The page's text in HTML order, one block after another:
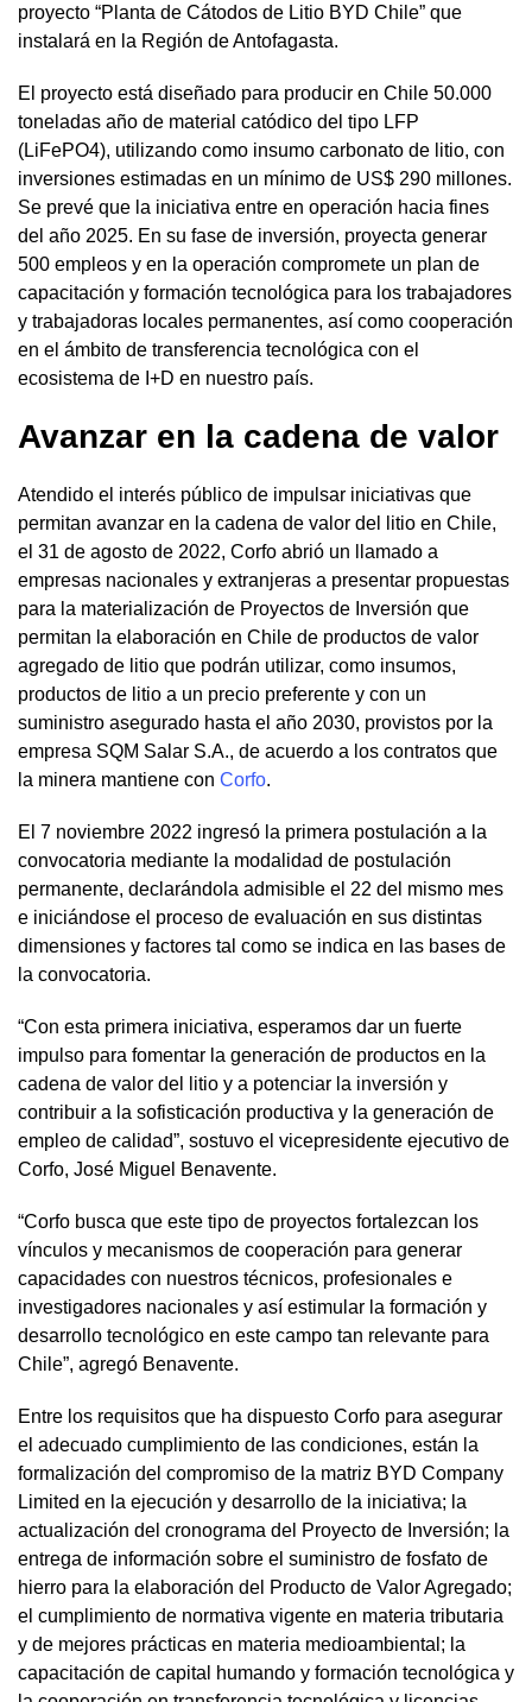
proyecto “Planta de Cátodos de Litio BYD Chile” que
instalará en la Región de Antofagasta.
El proyecto está diseñado para producir en Chile 50.000
toneladas año de material catódico del tipo LFP
(LiFePO4), utilizando como insumo carbonato de litio, con
inversiones estimadas en un mínimo de US$ 290 millones.
Se prevé que la iniciativa entre en operación hacia fines
del año 2025. En su fase de inversión, proyecta generar
500 empleos y en la operación compromete un plan de
capacitación y formación tecnológica para los trabajadores
y trabajadoras locales permanentes, así como cooperación
en el ámbito de transferencia tecnológica con el
ecosistema de I+D en nuestro país.
Avanzar en la cadena de valor
Atendido el interés público de impulsar iniciativas que
permitan avanzar en la cadena de valor del litio en Chile,
el 31 de agosto de 2022, Corfo abrió un llamado a
empresas nacionales y extranjeras a presentar propuestas
para la materialización de Proyectos de Inversión que
permitan la elaboración en Chile de productos de valor
agregado de litio que podrán utilizar, como insumos,
productos de litio a un precio preferente y con un
suministro asegurado hasta el año 2030, provistos por la
empresa SQM Salar S.A., de acuerdo a los contratos que
la minera mantiene con Corfo.
El 7 noviembre 2022 ingresó la primera postulación a la
convocatoria mediante la modalidad de postulación
permanente, declarándola admisible el 22 del mismo mes
e iniciándose el proceso de evaluación en sus distintas
dimensiones y factores tal como se indica en las bases de
la convocatoria.
“Con esta primera iniciativa, esperamos dar un fuerte
impulso para fomentar la generación de productos en la
cadena de valor del litio y a potenciar la inversión y
contribuir a la sofisticación productiva y la generación de
empleo de calidad”, sostuvo el vicepresidente ejecutivo de
Corfo, José Miguel Benavente.
“Corfo busca que este tipo de proyectos fortalezcan los
vínculos y mecanismos de cooperación para generar
capacidades con nuestros técnicos, profesionales e
investigadores nacionales y así estimular la formación y
desarrollo tecnológico en este campo tan relevante para
Chile”, agregó Benavente.
Entre los requisitos que ha dispuesto Corfo para asegurar
el adecuado cumplimiento de las condiciones, están la
formalización del compromiso de la matriz BYD Company
Limited en la ejecución y desarrollo de la iniciativa; la
actualización del cronograma del Proyecto de Inversión; la
entrega de información sobre el suministro de fosfato de
hierro para la elaboración del Producto de Valor Agregado;
el cumplimiento de normativa vigente en materia tributaria
y de mejores prácticas en materia medioambiental; la
capacitación de capital humando y formación tecnológica y